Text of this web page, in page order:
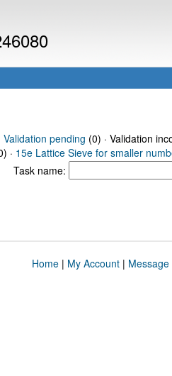
Validation pending (0) · Validation
· 15e Lattice Sieve for smaller
Task name:
Home| My Account|